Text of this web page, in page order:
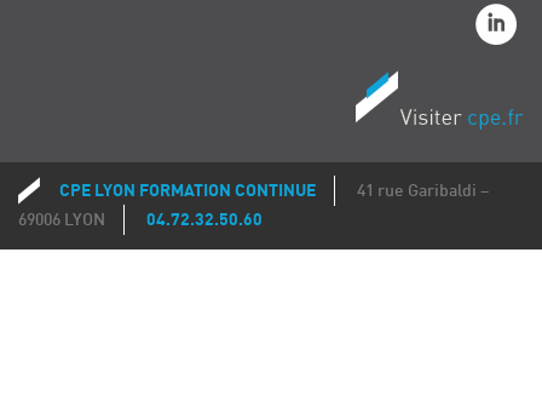
Coordonnées
CPE LYON FORMATION CONTINUE
41 rue Garibaldi –
69006 LYON
04.72.32.50.60